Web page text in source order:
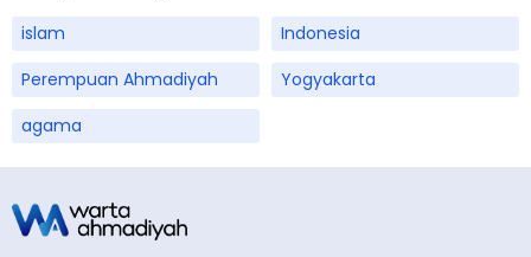
islam
Indonesia
Perempuan Ahmadiyah
Yogyakarta
agama